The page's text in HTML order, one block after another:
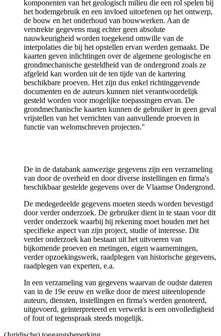
komponenten van het geologisch milieu die een rol spelen bij
het bodemgebruik en een invloed uitoefenen op het ontwerp,
de bouw en het onderhoud van bouwwerken. Aan de
verstrekte gegevens mag echter geen absolute
nauwkeurigheid worden toegekend omwille van de
interpolaties die bij het opstellen ervan werden gemaakt. De
kaarten geven inlichtingen over de algemene geologische en
grondmechanische gesteldheid van de ondergrond zoals ze
afgeleid kan worden uit de ten tijde van de kartering
beschikbare proeven. Het zijn dus enkel richtinggevende
documenten en de auteurs kunnen niet verantwoordelijk
gesteld worden voor mogelijke toepassingen ervan. De
grondmechanische kaarten kunnen de gebruiker in geen geval
vrijstellen van het verrichten van aanvullende proeven in
functie van welomschreven projecten."
De in de databank aanwezige gegevens zijn een verzameling
van door de overheid en door diverse instellingen en firma's
beschikbaar gestelde gegevens over de Vlaamse Ondergrond.
De medegedeelde gegevens moeten steeds worden bevestigd
door verder onderzoek. De gebruiker dient in te staan voor dit
verder onderzoek waarbij hij rekening moet houden met het
specifieke aspect van zijn project, studie of interesse. Dit
verder onderzoek kan bestaan uit het uitvoeren van
bijkomende proeven en metingen, eigen waarnemingen,
verder opzoekingswerk, raadplegen van historische gegevens,
raadplegen van experten, e.a.
In een verzameling van gegevens waarvan de oudste dateren
van in de 19e eeuw en welke door de meest uiteenlopende
auteurs, diensten, instellingen en firma's werden genoteerd,
uitgevoerd, geïnterpreteerd en verwerkt is een onvolledigheid
of fout of tegenspraak steeds mogelijk.